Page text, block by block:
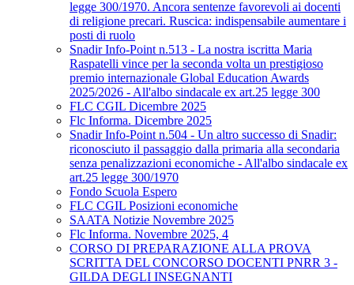
legge 300/1970. Ancora sentenze favorevoli ai docenti
di religione precari. Ruscica: indispensabile aumentare i
posti di ruolo
Snadir Info-Point n.513 - La nostra iscritta Maria
Raspatelli vince per la seconda volta un prestigioso
premio internazionale Global Education Awards
2025/2026 - All'albo sindacale ex art.25 legge 300
FLC CGIL Dicembre 2025
Flc Informa. Dicembre 2025
Snadir Info-Point n.504 - Un altro successo di Snadir:
riconosciuto il passaggio dalla primaria alla secondaria
senza penalizzazioni economiche - All'albo sindacale ex
art.25 legge 300/1970
Fondo Scuola Espero
FLC CGIL Posizioni economiche
SAATA Notizie Novembre 2025
Flc Informa. Novembre 2025, 4
CORSO DI PREPARAZIONE ALLA PROVA
SCRITTA DEL CONCORSO DOCENTI PNRR 3 -
GILDA DEGLI INSEGNANTI